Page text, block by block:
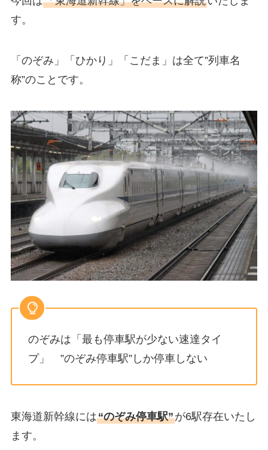
す。
「のぞみ」「ひかり」「こだま」は全て”列車名
称”のことです。
のぞみは「最も停車駅が少ない速達タイ
プ」 ”のぞみ停車駅”しか停車しない
東海道新幹線には“のぞみ停車駅”が6駅存在いたし
ます。